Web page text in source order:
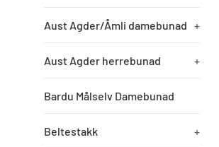
Aust Agder/Åmli damebunad +
Aust Agder herrebunad +
Bardu Målselv Damebunad
Beltestakk +